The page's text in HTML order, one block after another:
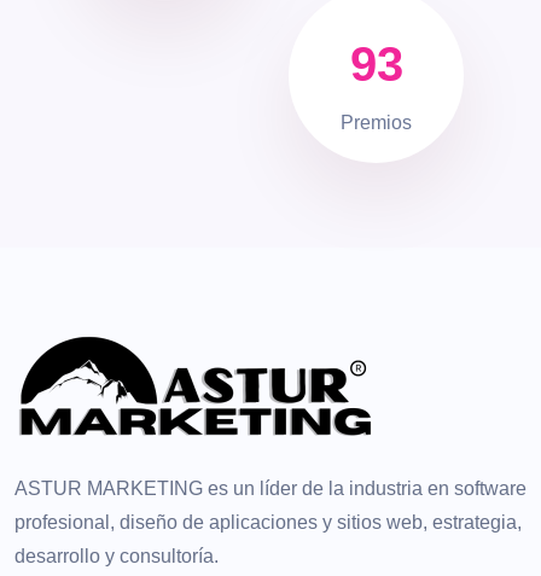
93
Premios
ASTUR MARKETING es un líder de la industria en software
profesional, diseño de aplicaciones y sitios web, estrategia,
desarrollo y consultoría.